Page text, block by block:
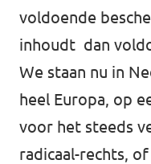
voldoende
inhoudt dan
We staan nu in
heel Europa, op
voor het steeds
radicaal-rechts,